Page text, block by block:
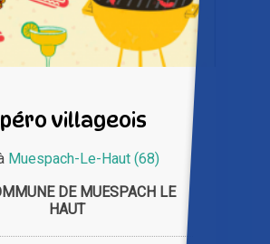
villageois
Muespach-Le-Haut (68)
DE MUESPACH LE
HAUT